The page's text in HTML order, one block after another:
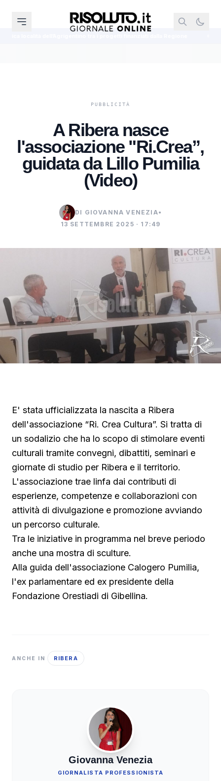
A Ribera nasce
l'associazione "Ri.Crea”,
guidata da Lillo Pumilia
(Video)
DI GIOVANNA VENEZIA•
13 SETTEMBRE 2025 · 17:49
▶ Short
E' stata ufficializzata la nascita a Ribera
dell'associazione “Ri. Crea Cultura”. Si tratta di
un sodalizio che ha lo scopo di stimolare eventi
culturali tramite convegni, dibattiti, seminari e
giornate di studio per Ribera e il territorio.
L'associazione trae linfa dai contributi di
esperienze, competenze e collaborazioni con
attività di divulgazione e promozione avviando
un percorso culturale.
Tra le iniziative in programma nel breve periodo
anche una mostra di sculture.
Alla guida dell'associazione Calogero Pumilia,
l'ex parlamentare ed ex presidente della
Fondazione Orestiadi di Gibellina.
ANCHE IN RIBERA
Giovanna Venezia
GIORNALISTA PROFESSIONISTA